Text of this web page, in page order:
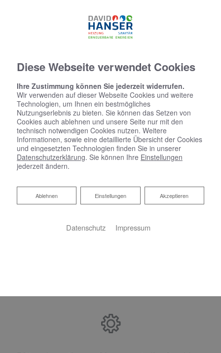
07634 - 5537774
Diese Webseite verwendet Cookies
Ihre Zustimmung können Sie jederzeit widerrufen.
Wir verwenden auf dieser Webseite Cookies und weitere
Technologien, um Ihnen ein bestmögliches
Nutzungserlebnis zu bieten. Sie können das Setzen von
Cookies auch ablehnen und unsere Seite nur mit den
technisch notwendigen Cookies nutzen. Weitere
Informationen, sowie eine detaillierte Übersicht der Cookies
und eingesetzten Technologien finden Sie in unserer
Datenschutzerklärung. Sie können Ihre Einstellungen
jederzeit ändern.
Akzeptieren
Einstellungen
Ablehnen
Ablehnen
Datenschutz Impressum